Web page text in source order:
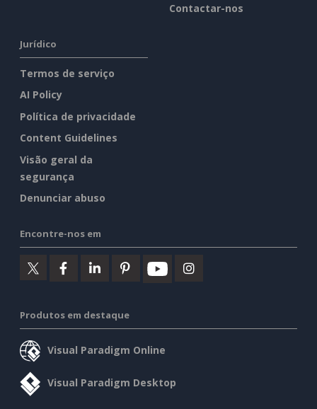
Contactar-nos
Jurídico
Termos de serviço
AI Policy
Política de privacidade
Content Guidelines
Visão geral da
segurança
Denunciar abuso
Encontre-nos em
Produtos em destaque
Visual Paradigm Online
Visual Paradigm Desktop